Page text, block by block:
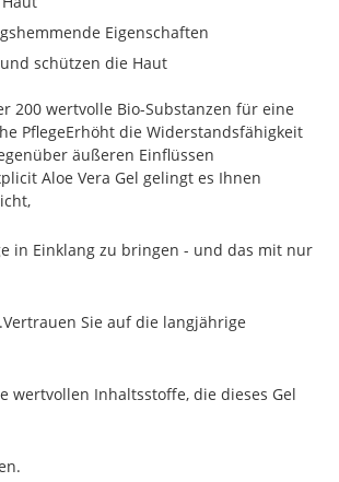
Eigenschaften
schützen die Haut
200 wertvolle Bio-Substanzen für eine
PflegeErhöht die Widerstandsfähigkeit
äußeren Einflüssen
Aloe Vera Gel gelingt es Ihnen
in Einklang zu bringen - und das mit nur
Sie auf die langjährige
wertvollen Inhaltsstoffe, die dieses Gel